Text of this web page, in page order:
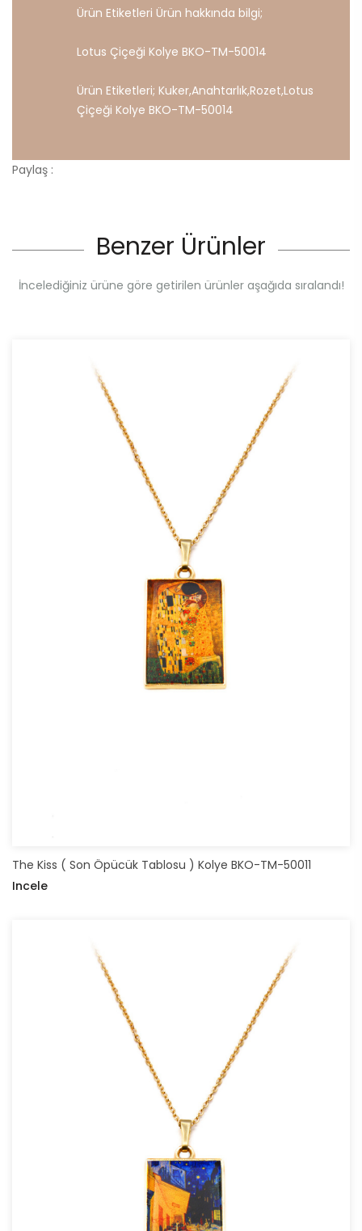
Ürün Etiketleri Ürün hakkında bilgi;
Lotus Çiçeği Kolye BKO-TM-50014
Ürün Etiketleri; Kuker,Anahtarlık,Rozet,Lotus
Çiçeği Kolye BKO-TM-50014
Paylaş :
Benzer Ürünler
İncelediğiniz ürüne göre getirilen ürünler aşağıda sıralandı!
The Kiss ( Son Öpücük Tablosu ) Kolye BKO-TM-50011
Incele